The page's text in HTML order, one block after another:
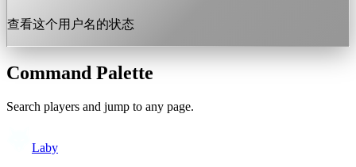
查看这个用户名的状态
Command Palette
Search players and jump to any page.
Laby